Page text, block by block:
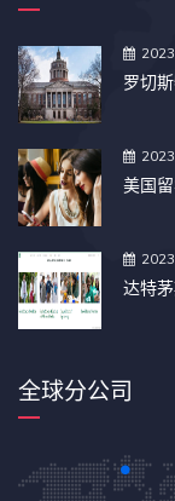
罗切
美国
达特
全球分公司